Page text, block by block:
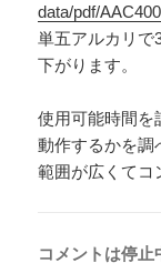
data/pdf/
単五アルカリで
下がります。
使用可能時間を
動作するかを調
範囲が広くてコ
コメントは停止